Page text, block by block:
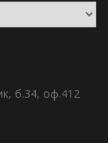
б.34, оф.412